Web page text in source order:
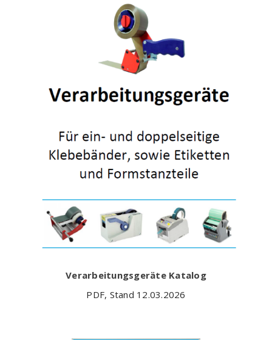
Verarbeitungsgeräte Katalog
PDF, Stand 12.03.2026